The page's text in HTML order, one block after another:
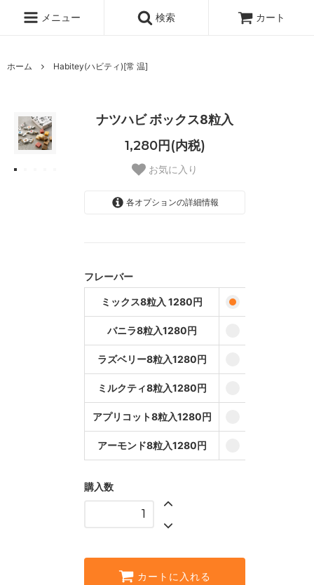
メニュー 検索 カート
ホーム Habitey(ハビティ)[常 温]
ナツハビ ボックス8粒入
1,280円(内税)
お気に入り
各オプションの詳細情報
ラズベリー8粒入
1280円
ミルクティ8粒入
アプリコット8粒
入1280円
アーモンド8粒入
1280円
フレーバー
ミックス8粒入 1280円
バニラ8粒入1280円
ラズベリー8粒入1280円
ミルクティ8粒入1280円
アプリコット8粒入1280円
アーモンド8粒入1280円
購入数
カートに入れる